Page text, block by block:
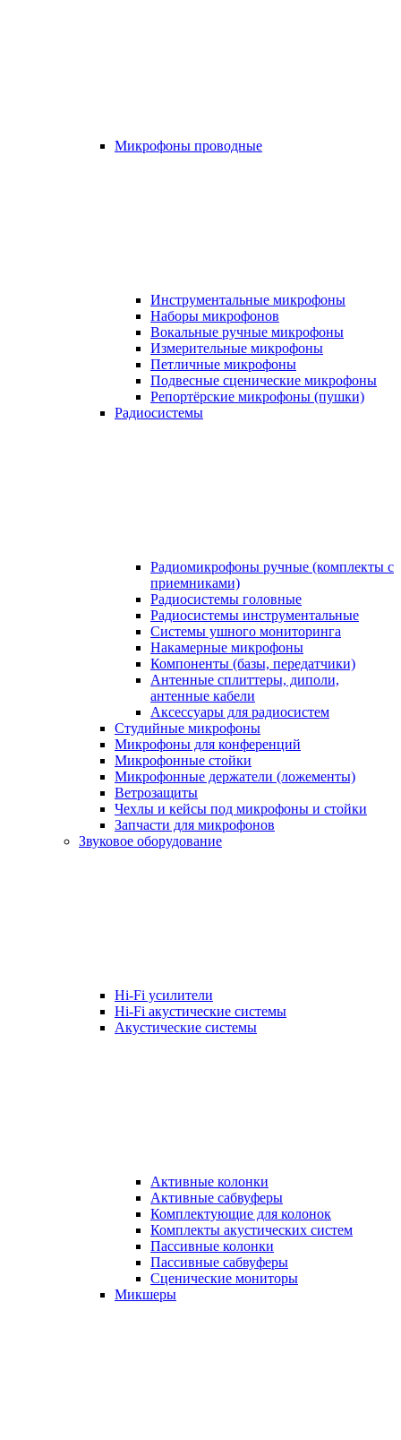
Микрофоны проводные
Инструментальные микрофоны
Наборы микрофонов
Вокальные ручные микрофоны
Измерительные микрофоны
Петличные микрофоны
Подвесные сценические микрофоны
Репортёрские микрофоны (пушки)
Радиосистемы
Радиомикрофоны ручные (комплекты с
приемниками)
Радиосистемы головные
Радиосистемы инструментальные
Системы ушного мониторинга
Накамерные микрофоны
Компоненты (базы, передатчики)
Антенные сплиттеры, диполи,
антенные кабели
Аксесcуары для радиосистем
Студийные микрофоны
Микрофоны для конференций
Микрофонные стойки
Микрофонные держатели (ложементы)
Ветрозащиты
Чехлы и кейсы под микрофоны и стойки
Запчасти для микрофонов
Звуковое оборудование
Hi-Fi усилители
Hi-Fi акустические системы
Акустические системы
Активные колонки
Активные сабвуферы
Комплектующие для колонок
Комплекты акустических систем
Пассивные колонки
Пассивные сабвуферы
Сценические мониторы
Микшеры